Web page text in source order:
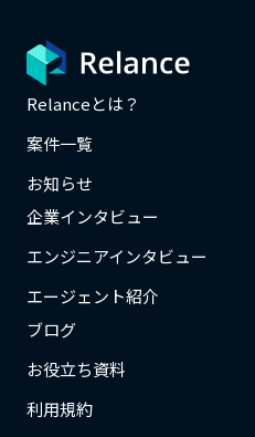
Relanceとは？
案件一覧
お知らせ
企業インタビュー
エンジニアインタビュー
エージェント紹介
ブログ
お役立ち資料
利用規約